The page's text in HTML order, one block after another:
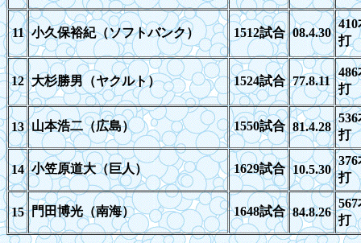
11 小久保裕紀（ソフトバンク） 1512試合 08.4.30
410
打
12 大杉勝男（ヤクルト） 1524試合 77.8.11
486
打
13 山本浩二（広島） 1550試合 81.4.28
536
打
14 小笠原道大（巨人） 1629試合 10.5.30
376
打
15 門田博光（南海） 1648試合 84.8.26
567
打